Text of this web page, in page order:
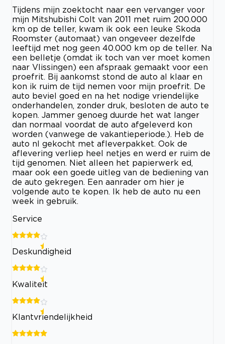
Tijdens mijn zoektocht naar een vervanger voor
mijn Mitshubishi Colt van 2011 met ruim 200.000
km op de teller, kwam ik ook een leuke Skoda
Roomster (automaat) van ongeveer dezelfde
leeftijd met nog geen 40.000 km op de teller. Na
een belletje (omdat ik toch van ver moet komen
naar Vlissingen) een afspraak gemaakt voor een
proefrit. Bij aankomst stond de auto al klaar en
kon ik ruim de tijd nemen voor mijn proefrit. De
auto beviel goed en na het nodige vriendelijke
onderhandelen, zonder druk, besloten de auto te
kopen. Jammer genoeg duurde het wat langer
dan normaal voordat de auto afgeleverd kon
worden (vanwege de vakantieperiode.). Heb de
auto nl gekocht met afleverpakket. Ook de
aflevering verliep heel netjes en werd er ruim de
tijd genomen. Niet alleen het papierwerk ed,
maar ook een goede uitleg van de bediening van
de auto gekregen. Een aanrader om hier je
volgende auto te kopen. Ik heb de auto nu een
week in gebruik.
Service
Deskundigheid
Kwaliteit
Klantvriendelijkheid